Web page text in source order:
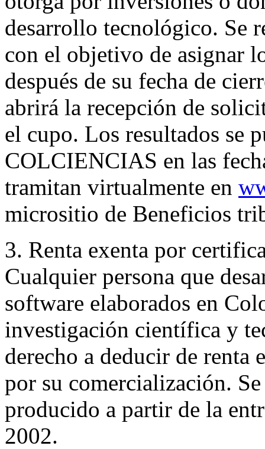
desarrollo tecnológico. Se
con el objetivo de asignar
después de su fecha de
abrirá la recepción de
el cupo. Los resultados se
COLCIENCIAS en las
tramitan virtualmente en
micrositio de Beneficios
3. Renta exenta por
Cualquier persona que
software elaborados en
investigación científica y
derecho a deducir de renta
por su comercialización.
producido a partir de la
2002.